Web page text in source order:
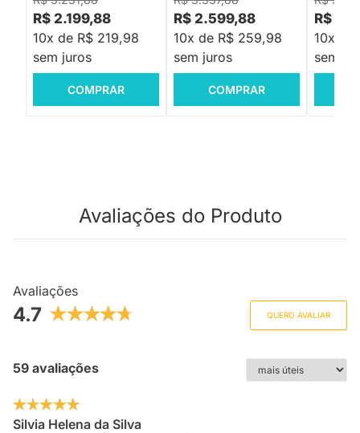
R$ 2.199,88
10x de R$ 219,98
sem juros
COMPRAR
R$ 2.599,88
10x de R$ 259,98
sem juros
COMPRAR
R$
10x de
sem
Avaliações do Produto
Avaliações
4.7 QUERO AVALIAR
59 avaliações
Silvia Helena da Silva